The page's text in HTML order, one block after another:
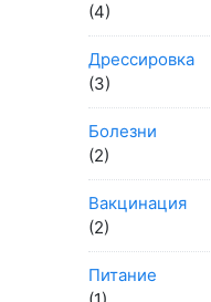
(4)
Дрессировка
(3)
Болезни
(2)
Вакцинация
(2)
Питание